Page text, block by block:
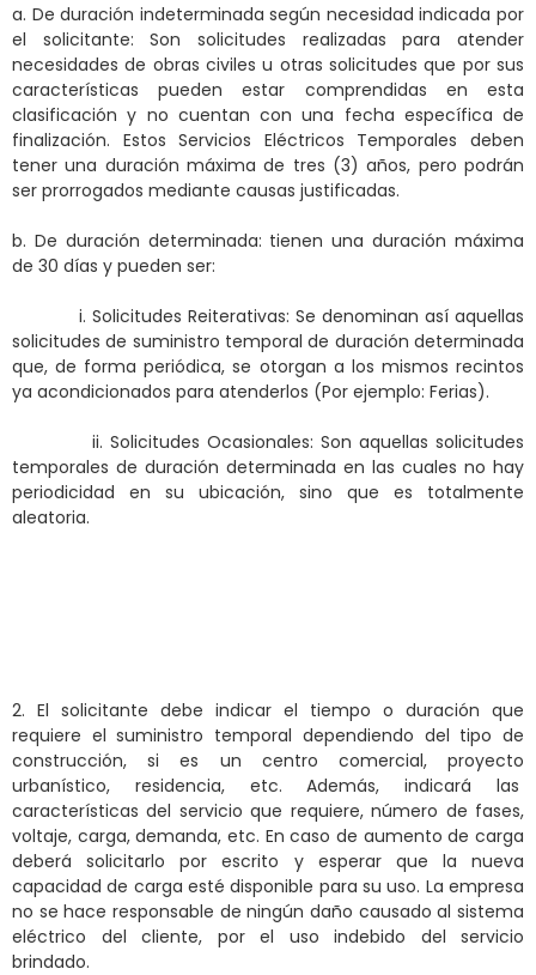
a. De duración indeterminada según necesidad indicada por
el solicitante: Son solicitudes realizadas para atender
necesidades de obras civiles u otras solicitudes que por sus
características pueden estar comprendidas en esta
clasificación y no cuentan con una fecha específica de
finalización. Estos Servicios Eléctricos Temporales deben
tener una duración máxima de tres (3) años, pero podrán
ser prorrogados mediante causas justificadas.
b. De duración determinada: tienen una duración máxima
de 30 días y pueden ser:
i. Solicitudes Reiterativas: Se denominan así aquellas
solicitudes de suministro temporal de duración determinada
que, de forma periódica, se otorgan a los mismos recintos
ya acondicionados para atenderlos (Por ejemplo: Ferias).
ii. Solicitudes Ocasionales: Son aquellas solicitudes
temporales de duración determinada en las cuales no hay
periodicidad en su ubicación, sino que es totalmente
aleatoria.
2. El solicitante debe indicar el tiempo o duración que
requiere el suministro temporal dependiendo del tipo de
construcción, si es un centro comercial, proyecto
urbanístico, residencia, etc. Además, indicará las
características del servicio que requiere, número de fases,
voltaje, carga, demanda, etc. En caso de aumento de carga
deberá solicitarlo por escrito y esperar que la nueva
capacidad de carga esté disponible para su uso. La empresa
no se hace responsable de ningún daño causado al sistema
eléctrico del cliente, por el uso indebido del servicio
brindado.